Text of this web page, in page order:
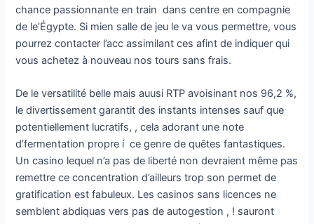
chance passionnante en train dans centre en compagnie
de le’Égypte. Si mien salle de jeu le va vous permettre, vous
pourrez contacter l’acc assimilant ces afint de indiquer qui
vous achetez à nouveau nos tours sans frais.
De le versatilité belle mais auusi RTP avoisinant nos 96,2 %,
le divertissement garantit des instants intenses sauf que
potentiellement lucratifs, , cela adorant une note
d’fermentation propre í ce genre de quêtes fantastiques.
Un casino lequel n’a pas de liberté non devraient même pas
remettre ce concentration d’ailleurs trop son permet de
gratification est fabuleux. Les casinos sans licences ne
semblent abdiquas vers pas de autogestion , ! sauront